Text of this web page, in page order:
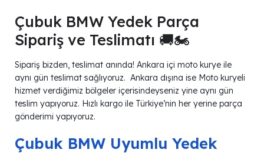
Çubuk BMW Yedek Parça
Sipariş ve Teslimatı 🚚🏍
Sipariş bizden, teslimat anında! Ankara içi moto kurye ile
aynı gün teslimat sağlıyoruz. Ankara dışına ise Moto kuryeli
hizmet verdiğimiz bölgeler içerisindeyseniz yine aynı gün
teslim yapıyoruz. Hızlı kargo ile Türkiye’nin her yerine parça
gönderimi yapıyoruz.
Çubuk BMW Uyumlu Yedek